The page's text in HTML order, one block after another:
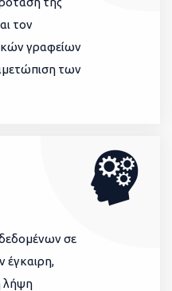
τον
γραφείων
των
σε
έγκαιρη,
λήψη